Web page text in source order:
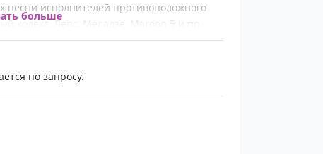
исполнителей противоположного
кодекс, Лепс, Меладзе, Maroon 5 и пр.
больше
по запросу.